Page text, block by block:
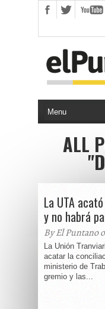
ALL
La UTA
y no habrá
By El Puntano
La Unión
acatar la
ministerio de
gremio y las...